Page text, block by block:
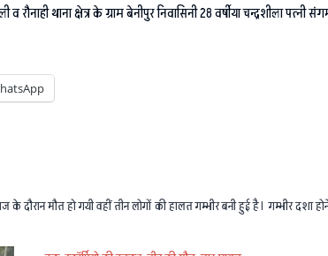
रौनाही थाना क्षेत्र के ग्राम बेनीपुर निवासिनी 28 वर्षीया चन्द्रशीला
दौरान मौत हो गयी वहीं तीन लोगों की हालत गम्भीर बनी हुई है। गम्भीर दशा